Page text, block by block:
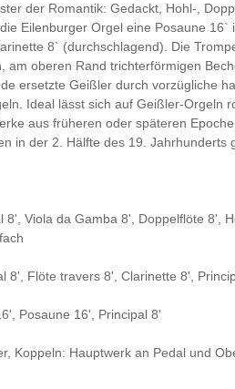
der Romantik: Gedackt, Hohl-,
Eilenburger Orgel eine Posaune 16`
8` (durchschlagend). Die
am oberen Rand trichterförmigen
ersetzte Geißler durch vorzügliche
Ideal lässt sich auf Geißler-Orgeln
aus früheren oder späteren
in der 2. Hälfte des 19. Jahrhunderts
8', Viola da Gamba 8', Doppelflöte 8',
8', Flöte travers 8', Clarinette 8',
Posaune 16', Principal 8'
Koppeln: Hauptwerk an Pedal und